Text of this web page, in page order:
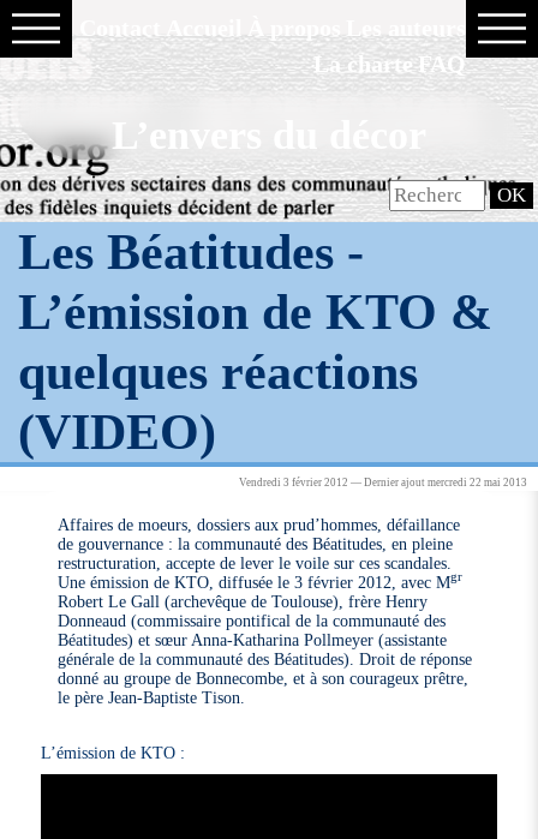
La charte FAQ
L’envers du décor
Les Béatitudes -
L’émission de KTO &
quelques réactions
(VIDEO)
Vendredi 3 février 2012 — Dernier ajout mercredi 22 mai 2013
Affaires de moeurs, dossiers aux prud’hommes, défaillance
de gouvernance : la communauté des Béatitudes, en pleine
restructuration, accepte de lever le voile sur ces scandales.
Une émission de KTO, diffusée le 3 février 2012, avec Mgr
Robert Le Gall (archevêque de Toulouse), frère Henry
Donneaud (commissaire pontifical de la communauté des
Béatitudes) et sœur Anna-Katharina Pollmeyer (assistante
générale de la communauté des Béatitudes). Droit de réponse
donné au groupe de Bonnecombe, et à son courageux prêtre,
le père Jean-Baptiste Tison.
L’émission de KTO :